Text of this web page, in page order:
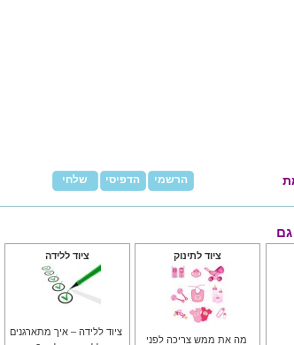
שלחי הדפיסי הרשמי
גם
ציוד ללידה
ציוד ללידה – איך מתארגנים
ציוד לתינוק
מה את ממש צריכה לפני